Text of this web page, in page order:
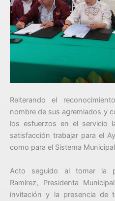
Reiterando el
nombre de sus agremiados y
los esfuerzos en el servicio
satisfacción trabajar para el
como para el Sistema
Acto seguido al tomar la
Ramírez, Presidenta
invitación y la presencia de